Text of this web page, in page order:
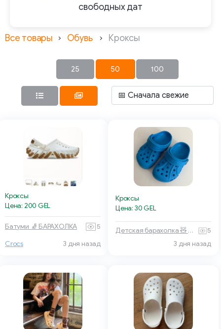
свободных дат
Все товары Обувь Кроксы
25 50 100
Кроксы
Цена: 200 GEL
Батуми 🧦 БАРАХОЛКА 5
Crocs 3 дня назад
Кроксы
Цена: 30 GEL
Детская барахолка 🧸 Тбилиси
5
3 дня назад